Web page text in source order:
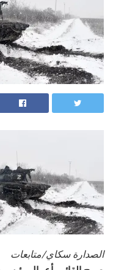
الصدارة سكاي/متابعات